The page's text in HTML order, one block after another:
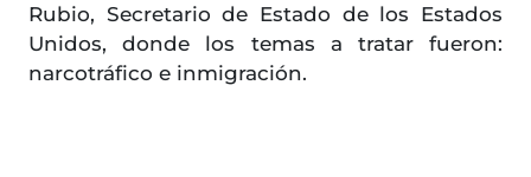
Rubio, Secretario de Estado de los Estados
Unidos, donde los temas a tratar fueron:
narcotráfico e inmigración.